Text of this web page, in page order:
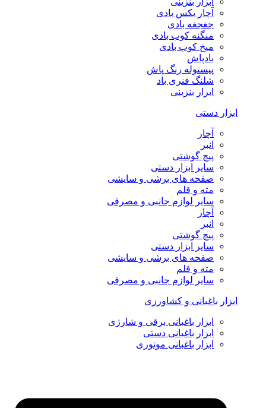
آچار بکس بادی
جغجغه بادی
منگنه کوب بادی
میخ کوب بادی
بادپاش
پیستوله رنگ پاش
شلنگ فنری باد
ابزار بنزینی
ابزار دستی
آچار
انبر
پیچ گوشتی
سایر ابزار دستی
صفحه های برشی و سایشی
مته و قلم
سایر لوازم جانبی و مصرفی
آچار
انبر
پیچ گوشتی
سایر ابزار دستی
صفحه های برشی و سایشی
مته و قلم
سایر لوازم جانبی و مصرفی
ابزار باغبانی و کشاورزی
ابزار باغبانی برقی و شارژی
ابزار باغبانی دستی
ابزار باغبانی موتوری